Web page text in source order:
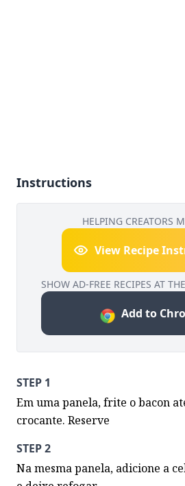
Instructions
HELPING CREATORS
View Recipe
SHOW AD-FREE RECIPES AT
Add to
STEP 1
Em uma panela, frite o bacon
crocante. Reserve
STEP 2
Na mesma panela, adicione a